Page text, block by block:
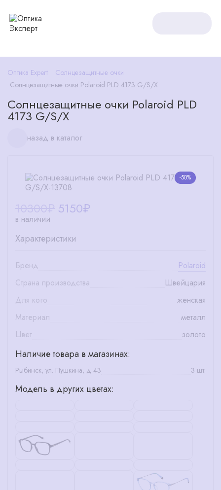
Оптика Expert
Солнцезащитные очки
Солнцезащитные очки Polaroid PLD 4173 G/S/X
Солнцезащитные очки Polaroid PLD
4173 G/S/X
назад в каталог
-50%
5150₽
в наличии
Характеристики
Бренд
Polaroid
Страна производства
Швейцария
Для кого
женская
Материал
металл
Цвет
золото
Наличие товара в магазинах:
Рыбинск, ул. Пушкина, д 43 3 шт.
Модель в других цветах: